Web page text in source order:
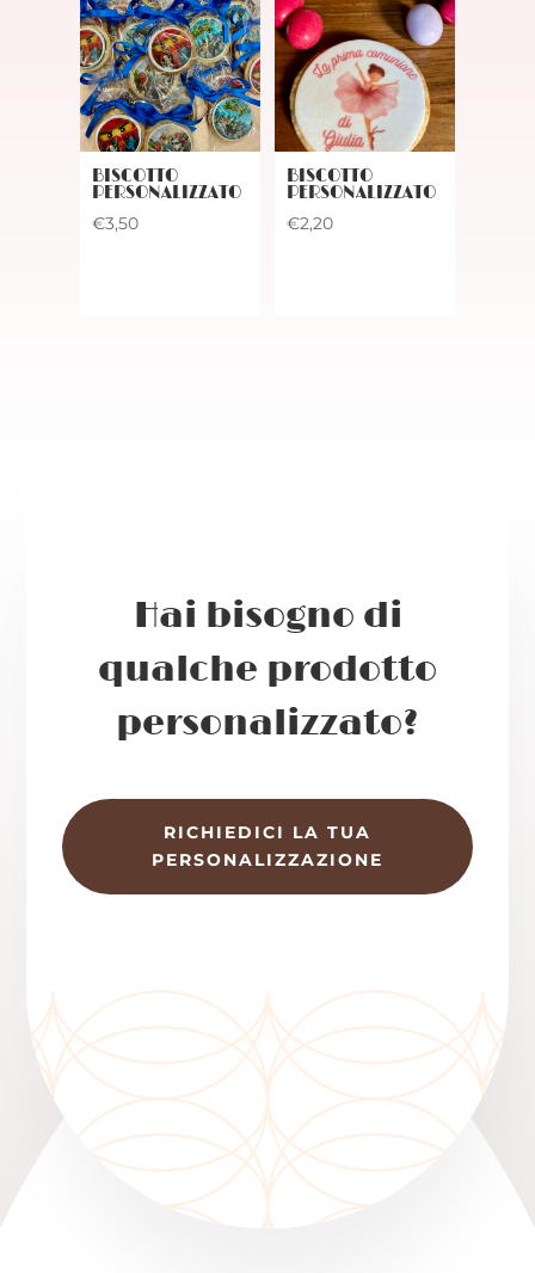
BISCOTTO
PERSONALIZZATO
€3,50
BISCOTTO
PERSONALIZZATO
€2,20
Hai bisogno di
qualche prodotto
personalizzato?
RICHIEDICI LA TUA
PERSONALIZZAZIONE